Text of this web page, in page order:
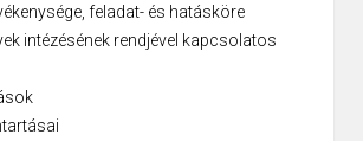
feladat- és hatásköre
intézésének rendjével kapcsolatos